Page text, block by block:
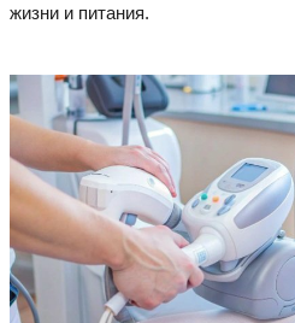
жизни и питания.